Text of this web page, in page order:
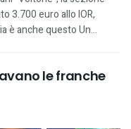
3.700 euro allo IOR,
è anche questo Un...
le franche